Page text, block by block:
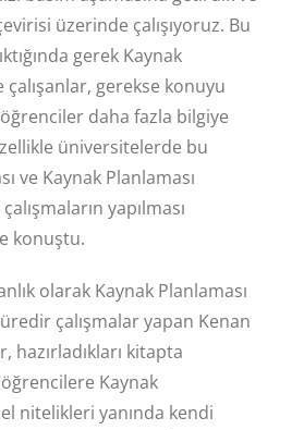
üzerinde çalışıyoruz. Bu
gerek Kaynak
çalışanlar, gerekse konuyu
daha fazla bilgiye
üniversitelerde bu
ve Kaynak Planlaması
yapılması
konuştu.
olarak Kaynak Planlaması
çalışmalar yapan Kenan
hazırladıkları kitapta
Kaynak
nitelikleri yanında kendi